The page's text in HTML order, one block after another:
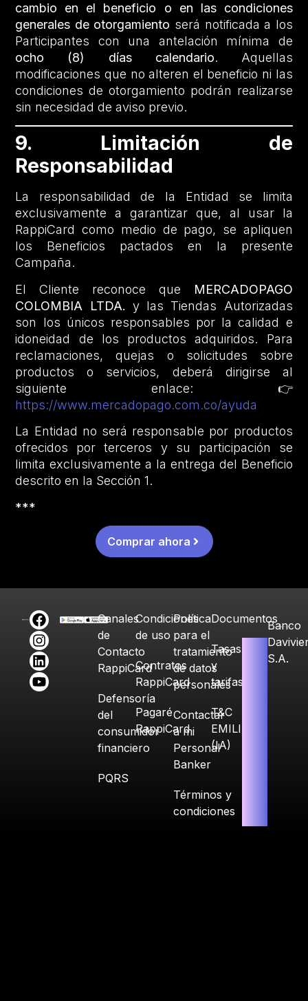
cambio en el beneficio o en las condiciones
generales de otorgamiento será notificada a los
Participantes con una antelación mínima de
ocho (8) días calendario. Aquellas
modificaciones que no alteren el beneficio ni las
condiciones de otorgamiento podrán realizarse
sin necesidad de aviso previo.
9. Limitación de
Responsabilidad
La responsabilidad de la Entidad se limita
exclusivamente a garantizar que, al usar la
RappiCard como medio de pago, se apliquen
los Beneficios pactados en la presente
Campaña.
El Cliente reconoce que
MERCADOPAGO
COLOMBIA LTDA. y las Tiendas Autorizadas
son los únicos responsables por la calidad e
idoneidad de los productos adquiridos. Para
reclamaciones, quejas o solicitudes sobre
productos o servicios, deberá dirigirse al
siguiente enlace: 👉
https://www.mercadopago.com.co/ayuda
La Entidad no será responsable por productos
ofrecidos por terceros y su participación se
limita exclusivamente a la entrega del Beneficio
descrito en la Sección 1.
***
Comprar ahora
Canales
de
Contacto
RappiCard
Defensoría
del
consumidor
financiero
PQRS
Condiciones
de uso
Contratos
RappiCard
Pagaré
RappiCard
Política
para el
tratamiento
de datos
personales
Contactar
a mi
Personal
Banker
Términos y
condiciones
Documentos
Tasas
y
tarifas
T&C
EMILIA
(IA)
Banco
S.A.